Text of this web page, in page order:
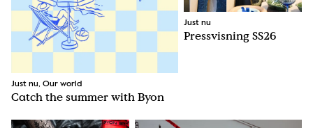
Just nu, Our world
Catch the summer with Byon
Just nu
Pressvisning SS26